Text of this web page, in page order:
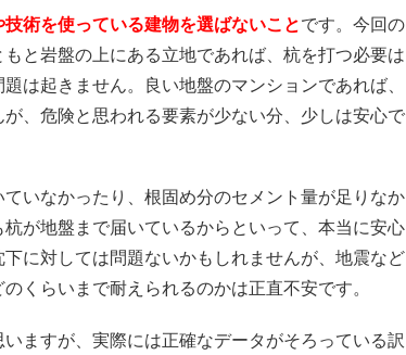
術を使っている建物を選ばないことです。今回の
と岩盤の上にある立地であれば、杭を打つ必要は
は起きません。良い地盤のマンションであれば、
、危険と思われる要素が少ない分、少しは安心で
いなかったり、根固め分のセメント量が足りなか
が地盤まで届いているからといって、本当に安心
に対しては問題ないかもしれませんが、地震など
くらいまで耐えられるのかは正直不安です。
ますが、実際には正確なデータがそろっている訳